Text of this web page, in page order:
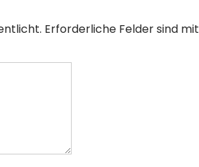
Erforderliche Felder sind mit